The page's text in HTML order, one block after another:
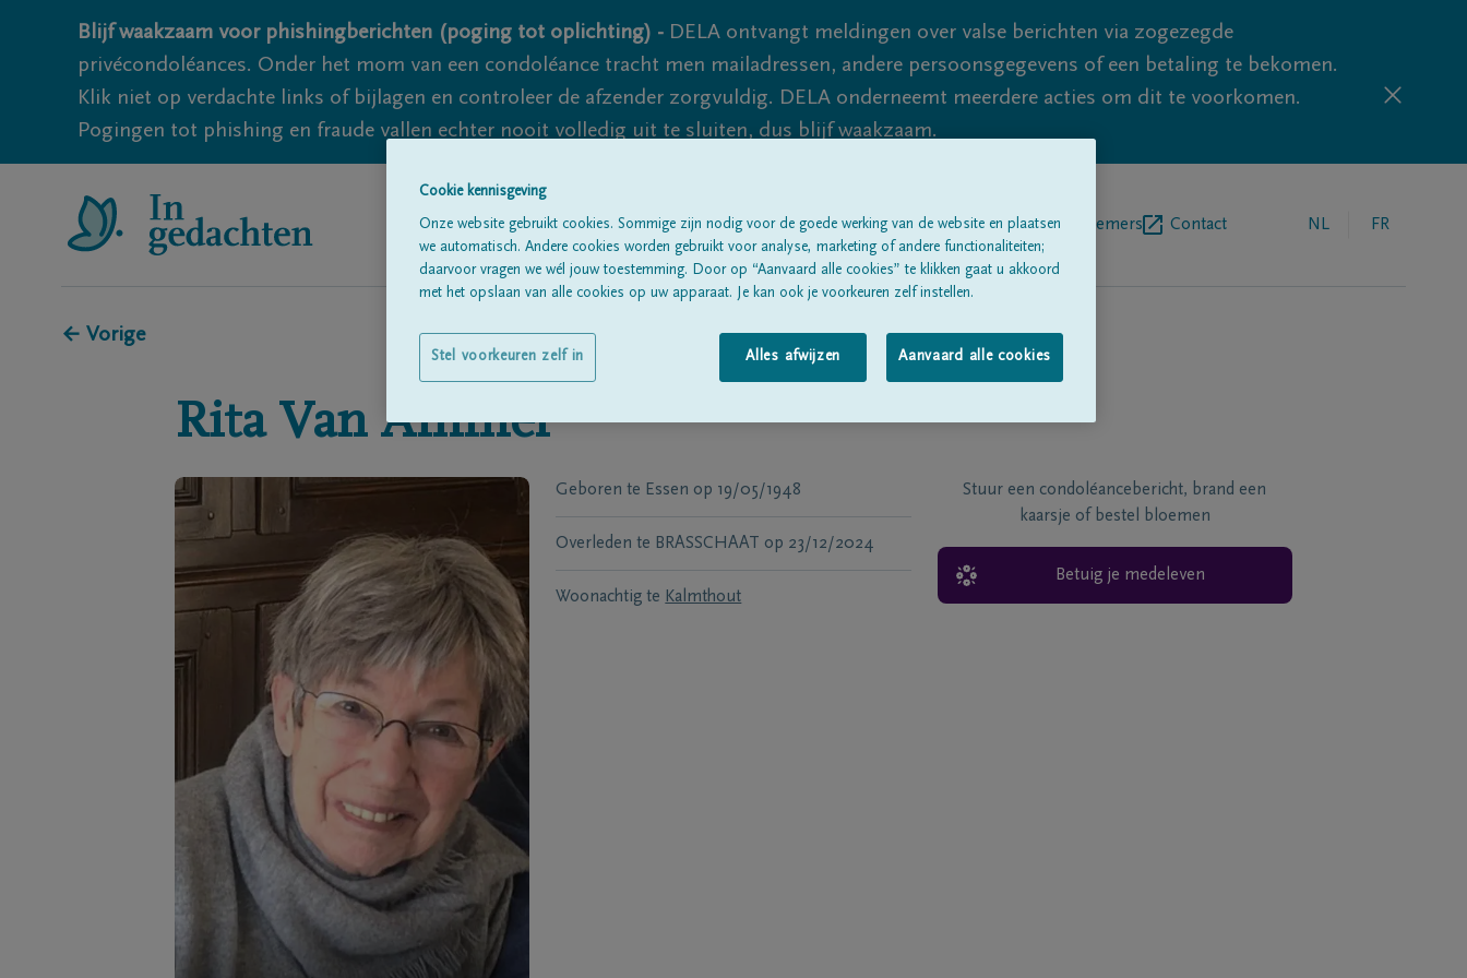
Blijf waakzaam voor phishingberichten (poging tot oplichting) - DELA ontvangt meldingen over valse berichten via zogezegde
privécondoléances. Onder het mom van een condoléance tracht men mailadressen, andere persoonsgegevens of een betaling te bekomen.
Klik niet op verdachte links of bijlagen en controleer de afzender zorgvuldig. DELA onderneemt meerdere acties om dit te voorkomen.
Pogingen tot phishing en fraude vallen echter nooit volledig uit te sluiten, dus blijf waakzaam.
Alle rouwberichtenOver onsBegrafenisondernemers Contact NL FR
← Vorige
Rita Van Ammel
Geboren te Essen op 19/05/1948
Overleden te BRASSCHAAT op 23/12/2024
Woonachtig te Kalmthout
Stuur een condoléancebericht, brand een
kaarsje of bestel bloemen
Betuig je medeleven
Cookie kennisgeving
Onze website gebruikt cookies. Sommige zijn nodig voor de goede werking van de website en plaatsen
we automatisch. Andere cookies worden gebruikt voor analyse, marketing of andere functionaliteiten;
daarvoor vragen we wél jouw toestemming. Door op “Aanvaard alle cookies” te klikken gaat u akkoord
met het opslaan van alle cookies op uw apparaat. Je kan ook je voorkeuren zelf instellen.
Alles afwijzen Aanvaard alle cookies
Stel voorkeuren zelf in